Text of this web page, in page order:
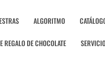
ALGORITMO
REGALO DE CHOCOLATE